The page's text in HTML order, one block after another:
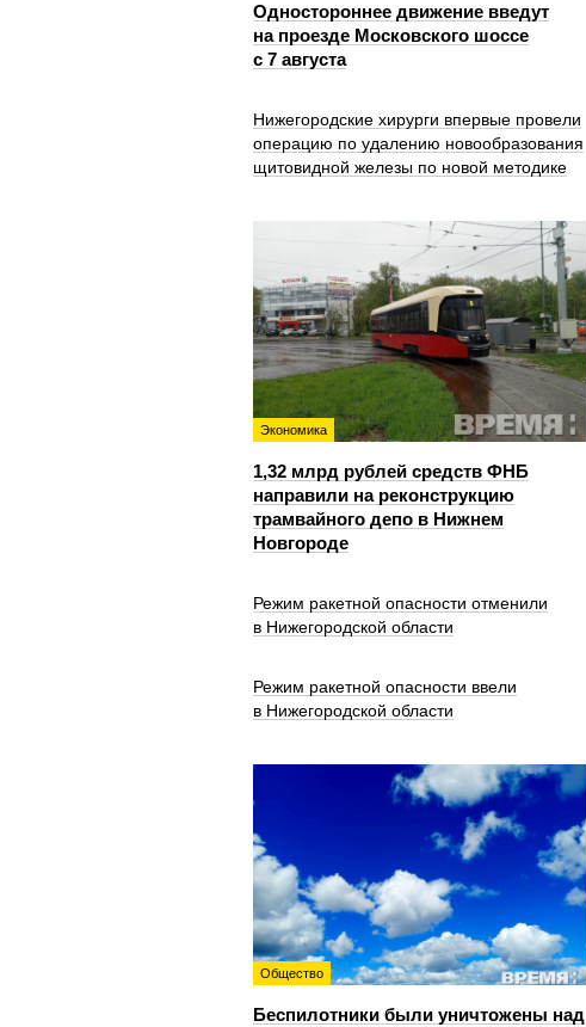
Одностороннее движение введут
на проезде Московского шоссе
с 7 августа
Нижегородские хирурги впервые провели
операцию по удалению новообразования
щитовидной железы по новой методике
Экономика
1,32 млрд рублей средств ФНБ
направили на реконструкцию
трамвайного депо в Нижнем
Новгороде
Режим ракетной опасности отменили
в Нижегородской области
Режим ракетной опасности ввели
в Нижегородской области
Общество
Беспилотники были уничтожены над